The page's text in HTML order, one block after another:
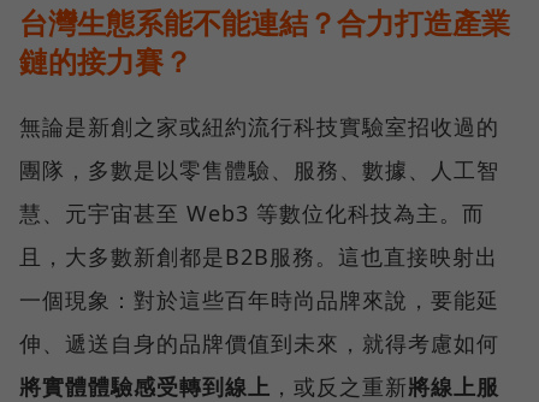
台灣生態系能不能連結？合力打造產業
鏈的接力賽？
無論是新創之家或紐約流行科技實驗室招收過的
團隊，多數是以零售體驗、服務、數據、人工智
慧、元宇宙甚至 Web3 等數位化科技為主。而
且，大多數新創都是B2B服務。這也直接映射出
一個現象：對於這些百年時尚品牌來說，要能延
伸、遞送自身的品牌價值到未來，就得考慮如何
將實體體驗感受轉到線上 ，或反之重新將線上服